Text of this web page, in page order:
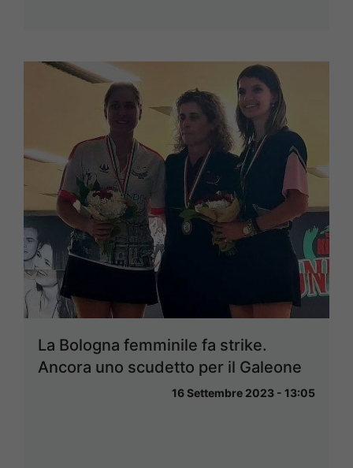
La Bologna femminile fa strike.
Ancora uno scudetto per il Galeone
16 Settembre 2023 - 13:05